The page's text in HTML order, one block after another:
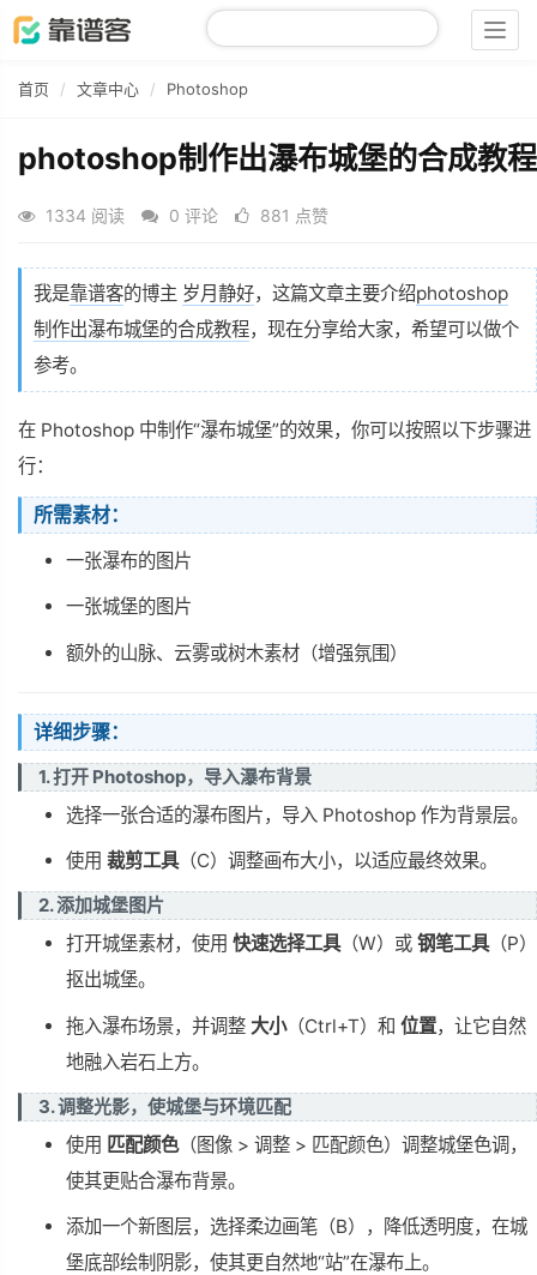
首页 文章中心 Photoshop
photoshop制作出瀑布城堡的合成教程
1334 阅读 0 评论 881 点赞
我是靠谱客的博主 岁月静好，这篇文章主要介绍photoshop
制作出瀑布城堡的合成教程，现在分享给大家，希望可以做个
参考。
在 Photoshop 中制作“瀑布城堡”的效果，你可以按照以下步骤进
行：
所需素材：
一张瀑布的图片
一张城堡的图片
额外的山脉、云雾或树木素材（增强氛围）
详细步骤：
1. 打开 Photoshop，导入瀑布背景
选择一张合适的瀑布图片，导入 Photoshop 作为背景层。
使用 裁剪工具（C）调整画布大小，以适应最终效果。
2. 添加城堡图片
打开城堡素材，使用 快速选择工具（W）或 钢笔工具（P）
抠出城堡。
拖入瀑布场景，并调整 大小（Ctrl+T）和 位置，让它自然
地融入岩石上方。
3. 调整光影，使城堡与环境匹配
使用 匹配颜色（图像 > 调整 > 匹配颜色）调整城堡色调，
使其更贴合瀑布背景。
添加一个新图层，选择柔边画笔（B），降低透明度，在城
堡底部绘制阴影，使其更自然地“站”在瀑布上。